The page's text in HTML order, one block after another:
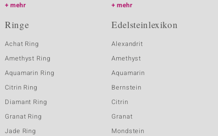
mehr
mehr
Ringe
Achat Ring
Amethyst Ring
Aquamarin Ring
Citrin Ring
Diamant Ring
Granat Ring
Jade Ring
Edelsteinlexikon
Alexandrit
Amethyst
Aquamarin
Bernstein
Citrin
Granat
Mondstein